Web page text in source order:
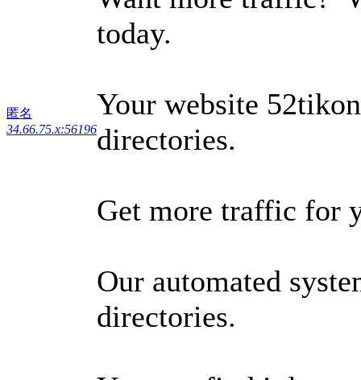
匿名
34.66.75.x:56196
today.
Your website
directories.
Get more traffic for
Our automated
directories.